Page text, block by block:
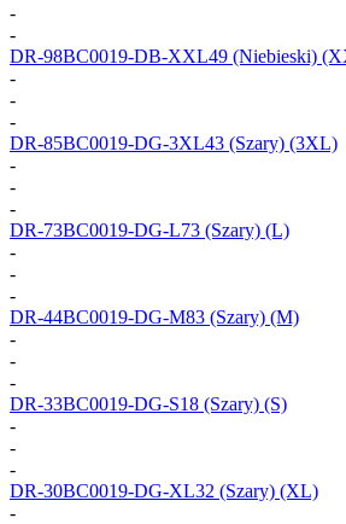
-
-
DR-98BC0019-DB-XXL49 (Niebieski)
-
-
-
DR-85BC0019-DG-3XL43 (Szary) (3XL)
-
-
-
DR-73BC0019-DG-L73 (Szary) (L)
-
-
-
DR-44BC0019-DG-M83 (Szary) (M)
-
-
-
DR-33BC0019-DG-S18 (Szary) (S)
-
-
-
DR-30BC0019-DG-XL32 (Szary) (XL)
-